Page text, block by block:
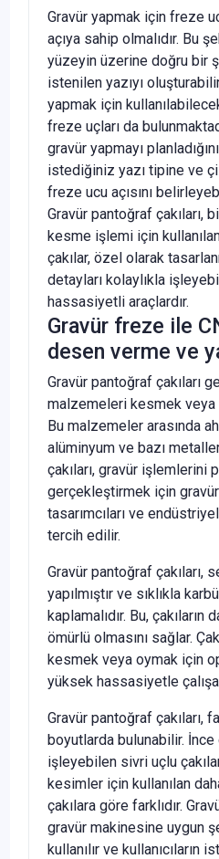
Gravür yapmak için freze
açıya sahip olmalıdır. Bu
yüzeyin üzerine doğru bir
istenilen yazıyı
yapmak için
freze uçları da
gravür yapmayı
istediğiniz yazı tipine ve
freze ucu açısını
Gravür pantoğraf çakıları,
kesme işlemi için
çakılar, özel olarak
detayları kolaylıkla
hassasiyetli araçlardır.
Gravür freze ile
desen verme ve
Gravür pantoğraf çakıları
malzemeleri kesmek veya
Bu malzemeler arasında
alüminyum ve bazı
çakıları, gravür
gerçekleştirmek için gravür
tasarımcıları ve
tercih edilir.
Gravür pantoğraf çakıları,
yapılmıştır ve sıklıkla
kaplamalıdır. Bu, çakıların
ömürlü olmasını sağlar.
kesmek veya oymak için
yüksek hassasiyetle
Gravür pantoğraf çakıları,
boyutlarda bulunabilir. İnce
işleyebilen sivri uçlu
kesimler için kullanılan
çakılara göre farklıdır.
gravür makinesine uygun
kullanılır ve kullanıcıların